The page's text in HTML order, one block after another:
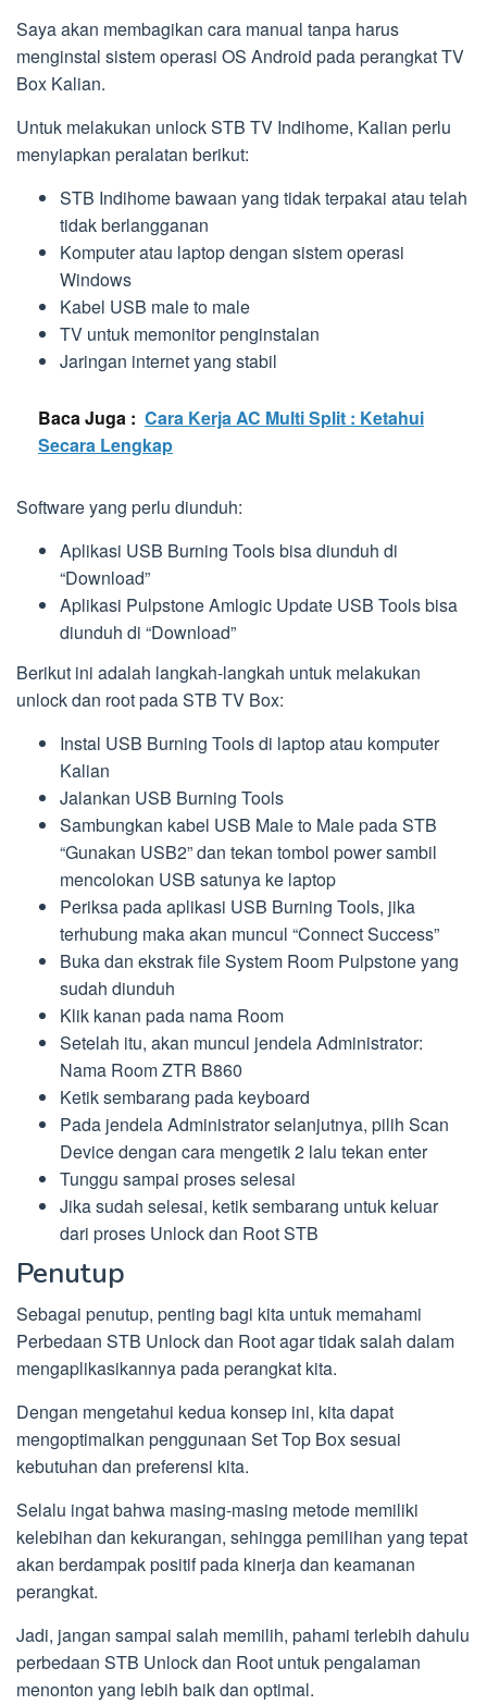
Saya akan membagikan cara manual tanpa harus
menginstal sistem operasi OS Android pada perangkat TV
Box Kalian.
Untuk melakukan unlock STB TV Indihome, Kalian perlu
menyiapkan peralatan berikut:
STB Indihome bawaan yang tidak terpakai atau telah
tidak berlangganan
Komputer atau laptop dengan sistem operasi
Windows
Kabel USB male to male
TV untuk memonitor penginstalan
Jaringan internet yang stabil
Baca Juga : Cara Kerja AC Multi Split : Ketahui
Secara Lengkap
Software yang perlu diunduh:
Aplikasi USB Burning Tools bisa diunduh di
“Download”
Aplikasi Pulpstone Amlogic Update USB Tools bisa
diunduh di “Download”
Berikut ini adalah langkah-langkah untuk melakukan
unlock dan root pada STB TV Box:
Instal USB Burning Tools di laptop atau komputer
Kalian
Jalankan USB Burning Tools
Sambungkan kabel USB Male to Male pada STB
“Gunakan USB2” dan tekan tombol power sambil
mencolokan USB satunya ke laptop
Periksa pada aplikasi USB Burning Tools, jika
terhubung maka akan muncul “Connect Success”
Buka dan ekstrak file System Room Pulpstone yang
sudah diunduh
Klik kanan pada nama Room
Setelah itu, akan muncul jendela Administrator:
Nama Room ZTR B860
Ketik sembarang pada keyboard
Pada jendela Administrator selanjutnya, pilih Scan
Device dengan cara mengetik 2 lalu tekan enter
Tunggu sampai proses selesai
Jika sudah selesai, ketik sembarang untuk keluar
dari proses Unlock dan Root STB
Penutup
Sebagai penutup, penting bagi kita untuk memahami
Perbedaan STB Unlock dan Root agar tidak salah dalam
mengaplikasikannya pada perangkat kita.
Dengan mengetahui kedua konsep ini, kita dapat
mengoptimalkan penggunaan Set Top Box sesuai
kebutuhan dan preferensi kita.
Selalu ingat bahwa masing-masing metode memiliki
kelebihan dan kekurangan, sehingga pemilihan yang tepat
akan berdampak positif pada kinerja dan keamanan
perangkat.
Jadi, jangan sampai salah memilih, pahami terlebih dahulu
perbedaan STB Unlock dan Root untuk pengalaman
menonton yang lebih baik dan optimal.